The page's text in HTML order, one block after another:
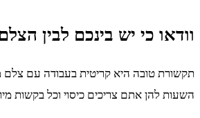
וודאו כי יש בינכם לבין
תקשורת טובה היא קריטית בעבודה עם צלם
השעות להן אתם צריכים כיסוי וכל בקשות